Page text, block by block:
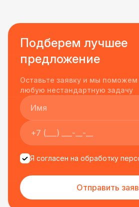
Все приехало вовремя, в
Ребята сами все поставили,
лучше расположить и
провода так, что их почти не
подрядчиком еще раз :)
Подберем лучшее
предложение
Оставьте заявку и мы
любую нестандартную задачу
Я согласен на обработку
Отправить